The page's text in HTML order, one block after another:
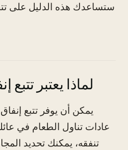
ستساعدك هذه الدليل على
لماذا يعتبر تتبع
يمكن أن يوفر تتبع
عادات تناول الطعام في
تنفقه، يمكنك تحديد